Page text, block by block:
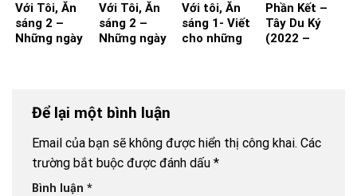
Với Tôi, Ăn
sáng 2 –
Những ngày
Với Tôi, Ăn
sáng 2 –
Những ngày
Với tôi, Ăn
sáng 1- Viết
cho những
Phần Kết –
Tây Du Ký
(2022 –
Để lại một bình luận
Email của bạn sẽ không được hiển thị công khai. Các
trường bắt buộc được đánh dấu *
Bình luận *